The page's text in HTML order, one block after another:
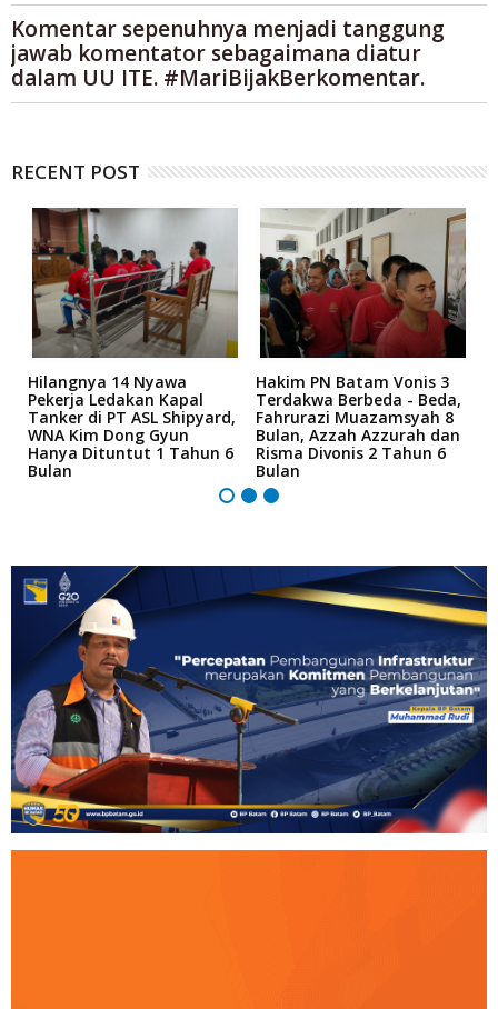
Komentar sepenuhnya menjadi tanggung
jawab komentator sebagaimana diatur
dalam UU ITE. #MariBijakBerkomentar.
RECENT POST
Hilangnya 14 Nyawa
Pekerja Ledakan Kapal
Tanker di PT ASL Shipyard,
WNA Kim Dong Gyun
Hanya Dituntut 1 Tahun 6
Bulan
Hakim PN Batam Vonis 3
Terdakwa Berbeda - Beda,
Fahrurazi Muazamsyah 8
Bulan, Azzah Azzurah dan
Risma Divonis 2 Tahun 6
Bulan